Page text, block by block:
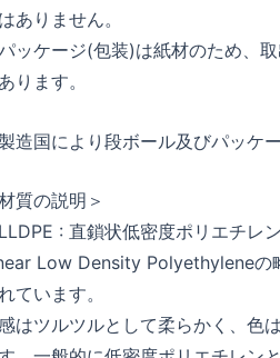
ありません。
パッケージ(包装)は紙材のため、
ります。
製造国により段ボール及びパッケ
質の説明＞
LLDPE : 直鎖状低密度ポリエチレン
Low Density Polyethyleneの
ています。
はツルツルとして柔らかく、色